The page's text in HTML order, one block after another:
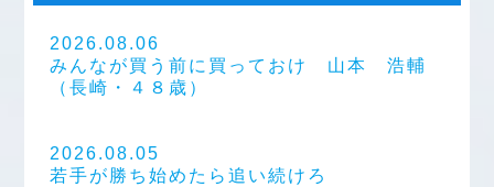
2026.08.06
みんなが買う前に買っておけ 山本 浩輔
（長崎・４８歳）
2026.08.05
若手が勝ち始めたら追い続けろ